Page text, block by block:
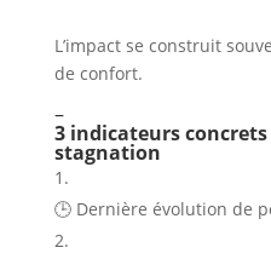
L’impact se construit
de confort.
–
3 indicateurs
stagnation
🕒 Dernière évolution de